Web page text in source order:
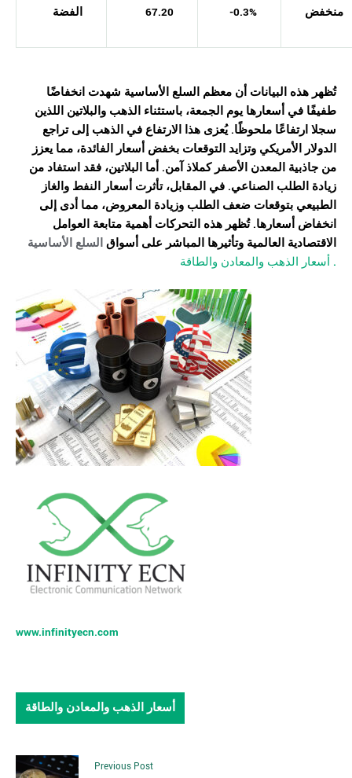
الفضة 67.20 -0.3% منخفض
تُظهر هذه البيانات أن معظم السلع الأساسية شهدت انخفاضًا
طفيفًا في أسعارها يوم الجمعة، باستثناء الذهب والبلاتين اللذين
سجلا ارتفاعًا ملحوظًا. يُعزى هذا الارتفاع في الذهب إلى تراجع
الدولار الأمريكي وتزايد التوقعات بخفض أسعار الفائدة، مما يعزز
من جاذبية المعدن الأصفر كملاذ آمن. أما البلاتين، فقد استفاد من
زيادة الطلب الصناعي. في المقابل، تأثرت أسعار النفط والغاز
الطبيعي بتوقعات ضعف الطلب وزيادة المعروض، مما أدى إلى
انخفاض أسعارها. تُظهر هذه التحركات أهمية متابعة العوامل
الاقتصادية العالمية وتأثيرها المباشر على أسواق السلع الأساسية
. أسعار الذهب والمعادن والطاقة
www.infinityecn.com
أسعار الذهب والمعادن والطاقة
Previous Post